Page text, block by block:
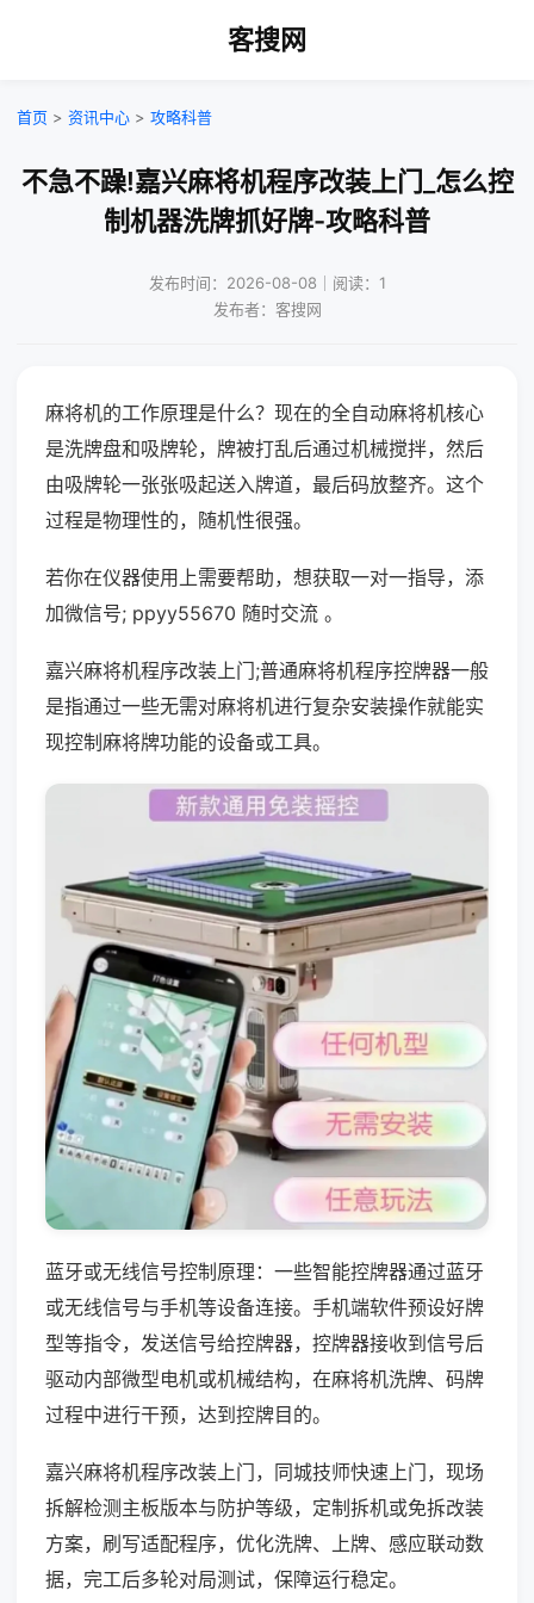
客搜网
首页 > 资讯中心 > 攻略科普
不急不躁!嘉兴麻将机程序改装上门_怎么控
制机器洗牌抓好牌-攻略科普
发布时间：2026-08-08｜阅读：1
发布者：客搜网
麻将机的工作原理是什么？现在的全自动麻将机核心
是洗牌盘和吸牌轮，牌被打乱后通过机械搅拌，然后
由吸牌轮一张张吸起送入牌道，最后码放整齐。这个
过程是物理性的，随机性很强。
若你在仪器使用上需要帮助，想获取一对一指导，添
加微信号; ppyy55670 随时交流 。
嘉兴麻将机程序改装上门;普通麻将机程序控牌器一般
是指通过一些无需对麻将机进行复杂安装操作就能实
现控制麻将牌功能的设备或工具。
蓝牙或无线信号控制原理：一些智能控牌器通过蓝牙
或无线信号与手机等设备连接。手机端软件预设好牌
型等指令，发送信号给控牌器，控牌器接收到信号后
驱动内部微型电机或机械结构，在麻将机洗牌、码牌
过程中进行干预，达到控牌目的。
嘉兴麻将机程序改装上门，同城技师快速上门，现场
拆解检测主板版本与防护等级，定制拆机或免拆改装
方案，刷写适配程序，优化洗牌、上牌、感应联动数
据，完工后多轮对局测试，保障运行稳定。